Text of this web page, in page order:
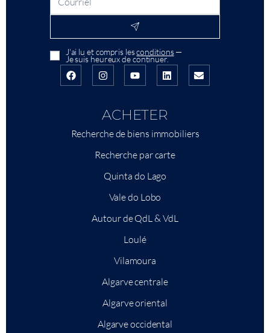
J'ai lu et compris lesconditions—
Je suis heureux de continuer.
ACHETER
Recherche de biens immobiliers
Recherche par carte
Quinta do Lago
Vale do Lobo
Autour de QdL & VdL
Loulé
Vilamoura
Algarve centrale
Algarve oriental
Algarve occidental